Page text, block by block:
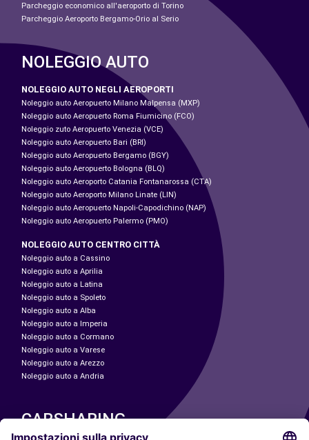
Parcheggio economico all'aeroporto di Torino
Parcheggio Aeroporto Bergamo-Orio al Serio
NOLEGGIO AUTO
NOLEGGIO AUTO NEGLI AEROPORTI
Noleggio auto Aeropuerto Milano Malpensa (MXP)
Noleggio auto Aeropuerto Roma Fiumicino (FCO)
Noleggio zuto Aeropuerto Venezia (VCE)
Noleggio auto Aeropuerto Bari (BRI)
Noleggio auto Aeropuerto Bergamo (BGY)
Noleggio auto Aeropuerto Bologna (BLQ)
Noleggio auto Aeroporto Catania Fontanarossa (CTA)
Noleggio auto Aeroporto Milano Linate (LIN)
Noleggio auto Aeropuerto Napoli-Capodichino (NAP)
Noleggio auto Aeropuerto Palermo (PMO)
NOLEGGIO AUTO CENTRO CITTÀ
Noleggio auto a Cassino
Noleggio auto a Aprilia
Noleggio auto a Latina
Noleggio auto a Spoleto
Noleggio auto a Alba
Noleggio auto a Imperia
Noleggio auto a Cormano
Noleggio auto a Varese
Noleggio auto a Arezzo
Noleggio auto a Andria
CARSHARING